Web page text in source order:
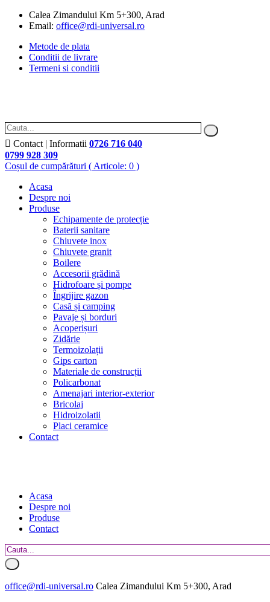
Calea Zimandului Km 5+300, Arad
Email: office@rdi-universal.ro
Metode de plata
Conditii de livrare
Termeni si conditii
Contact | Informatii 0726 716 040
0799 928 309
Coșul de cumpărături ( Articole: 0 )
Acasa
Despre noi
Produse
Echipamente de protecție
Baterii sanitare
Chiuvete inox
Chiuvete granit
Boilere
Accesorii grădină
Hidrofoare și pompe
Îngrijire gazon
Casă și camping
Pavaje și borduri
Acoperișuri
Zidărie
Termoizolații
Gips carton
Materiale de construcții
Policarbonat
Amenajari interior-exterior
Bricolaj
Hidroizolatii
Placi ceramice
Contact
Acasa
Despre noi
Produse
Contact
office@rdi-universal.ro Calea Zimandului Km 5+300, Arad